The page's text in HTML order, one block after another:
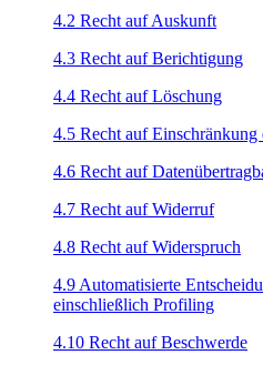
4.2 Recht auf Auskunft
4.3 Recht auf Berichtigung
4.4 Recht auf Löschung
4.5 Recht auf Einschränkung
4.6 Recht auf
4.7 Recht auf Widerruf
4.8 Recht auf Widerspruch
4.9 Automatisierte
einschließlich Profiling
4.10 Recht auf Beschwerde